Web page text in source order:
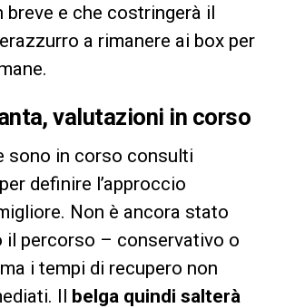
breve e che costringerà il
a rimanere ai box per
valutazioni in corso
sono in corso consulti
definire l’approccio
Non è ancora stato
percorso – conservativo o
i tempi di recupero non
Il belga quindi salterà